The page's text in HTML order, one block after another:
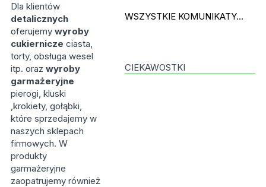
Dla klientów
detalicznych
oferujemy wyroby
cukiernicze ciasta,
torty, obsługa wesel
itp. oraz wyroby
garmażeryjne
pierogi, kluski
,krokiety, gołąbki,
które sprzedajemy w
naszych sklepach
firmowych. W
produkty
garmażeryjne
zaopatrujemy również
WSZYSTKIE KOMUNIKATY...
CIEKAWOSTKI